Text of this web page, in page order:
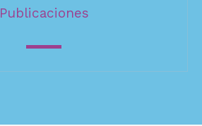
Publicaciones